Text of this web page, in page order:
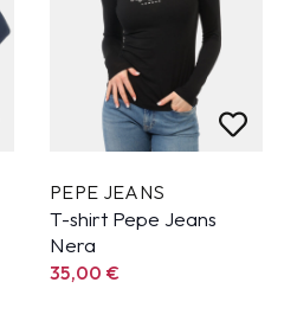
PEPE JEANS
T-shirt Pepe Jeans
Nera
35,00€